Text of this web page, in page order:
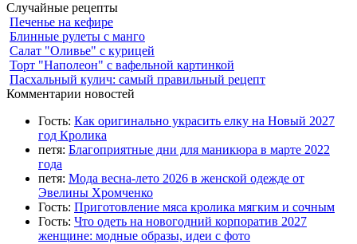
Случайные рецепты
Печенье на кефире
Блинные рулеты с манго
Салат "Оливье" с курицей
Торт "Наполеон" с вафельной картинкой
Пасхальный кулич: самый правильный рецепт
Комментарии новостей
Гость: Как оригинально украсить елку на Новый 2027
год Кролика
петя: Благоприятные дни для маникюра в марте 2022
года
петя: Мода весна-лето 2026 в женской одежде от
Эвелины Хромченко
Гость: Приготовление мяса кролика мягким и сочным
Гость: Что одеть на новогодний корпоратив 2027
женщине: модные образы, идеи с фото